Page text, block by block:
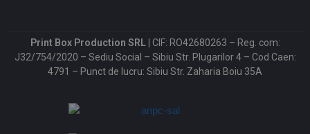
Print Box Production SRL | CIF: RO42680263 – Reg. com:
J32/754/2020 – Sediu Social – Sibiu Str. Plugarilor 4 – Cod Caen:
4791 – Punct de lucru: Sibiu Str. Zaharia Boiu 35A